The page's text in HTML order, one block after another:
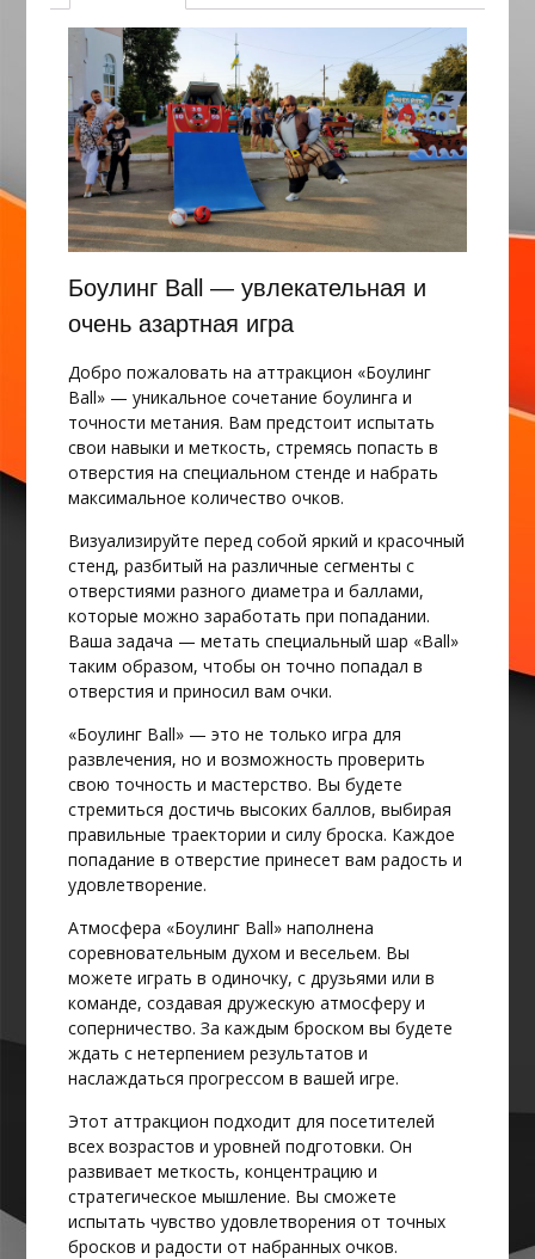
Боулинг Ball — увлекательная и
очень азартная игра
Добро пожаловать на аттракцион «Боулинг
Ball» — уникальное сочетание боулинга и
точности метания. Вам предстоит испытать
свои навыки и меткость, стремясь попасть в
отверстия на специальном стенде и набрать
максимальное количество очков.
Визуализируйте перед собой яркий и красочный
стенд, разбитый на различные сегменты с
отверстиями разного диаметра и баллами,
которые можно заработать при попадании.
Ваша задача — метать специальный шар «Ball»
таким образом, чтобы он точно попадал в
отверстия и приносил вам очки.
«Боулинг Ball» — это не только игра для
развлечения, но и возможность проверить
свою точность и мастерство. Вы будете
стремиться достичь высоких баллов, выбирая
правильные траектории и силу броска. Каждое
попадание в отверстие принесет вам радость и
удовлетворение.
Атмосфера «Боулинг Ball» наполнена
соревновательным духом и весельем. Вы
можете играть в одиночку, с друзьями или в
команде, создавая дружескую атмосферу и
соперничество. За каждым броском вы будете
ждать с нетерпением результатов и
наслаждаться прогрессом в вашей игре.
Этот аттракцион подходит для посетителей
всех возрастов и уровней подготовки. Он
развивает меткость, концентрацию и
стратегическое мышление. Вы сможете
испытать чувство удовлетворения от точных
бросков и радости от набранных очков.